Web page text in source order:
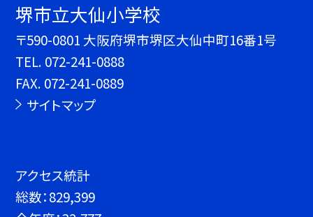
堺市立大仙小学校
〒590-0801 大阪府堺市堺区大仙中町16番1号
TEL. 072-241-0888
FAX. 072-241-0889
サイトマップ
アクセス統計
総数：829,399